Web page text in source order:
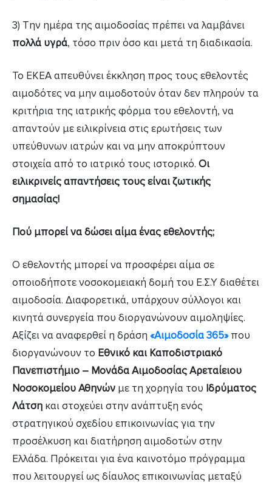
3) Την ημέρα της αιμοδοσίας πρέπει να λαμβάνει
πολλά υγρά, τόσο πριν όσο και μετά τη διαδικασία.
Το ΕΚΕΑ απευθύνει έκκληση προς τους εθελοντές
αιμοδότες να μην αιμοδοτούν όταν δεν πληρούν τα
κριτήρια της ιατρικής φόρμα του εθελοντή, να
απαντούν με ειλικρίνεια στις ερωτήσεις των
υπεύθυνων ιατρών και να μην αποκρύπτουν
στοιχεία από το ιατρικό τους ιστορικό. Οι
ειλικρινείς απαντήσεις τους είναι ζωτικής
σημασίας!
Πού μπορεί να δώσει αίμα ένας εθελοντής;
Ο εθελοντής μπορεί να προσφέρει αίμα σε
οποιοδήποτε νοσοκομειακή δομή του Ε.Σ.Υ διαθέτει
αιμοδοσία. Διαφορετικά, υπάρχουν σύλλογοι και
κινητά συνεργεία που διοργανώνουν αιμοληψίες.
Αξίζει να αναφερθεί η δράση «Αιμοδοσία 365»που
διοργανώνουν το Εθνικό και Καποδιστριακό
Πανεπιστήμιο – Μονάδα ΑιμοδοσίαςΑρεταίειου
Νοσοκομείου Αθηνών με τη χορηγία του Ιδρύματος
Λάτση και στοχεύει στην ανάπτυξη ενός
στρατηγικού σχεδίου επικοινωνίας για την
προσέλκυση και διατήρηση αιμοδοτών στην
Ελλάδα. Πρόκειται για ένα καινοτόμο πρόγραμμα
που λειτουργεί ως δίαυλος επικοινωνίας μεταξύ